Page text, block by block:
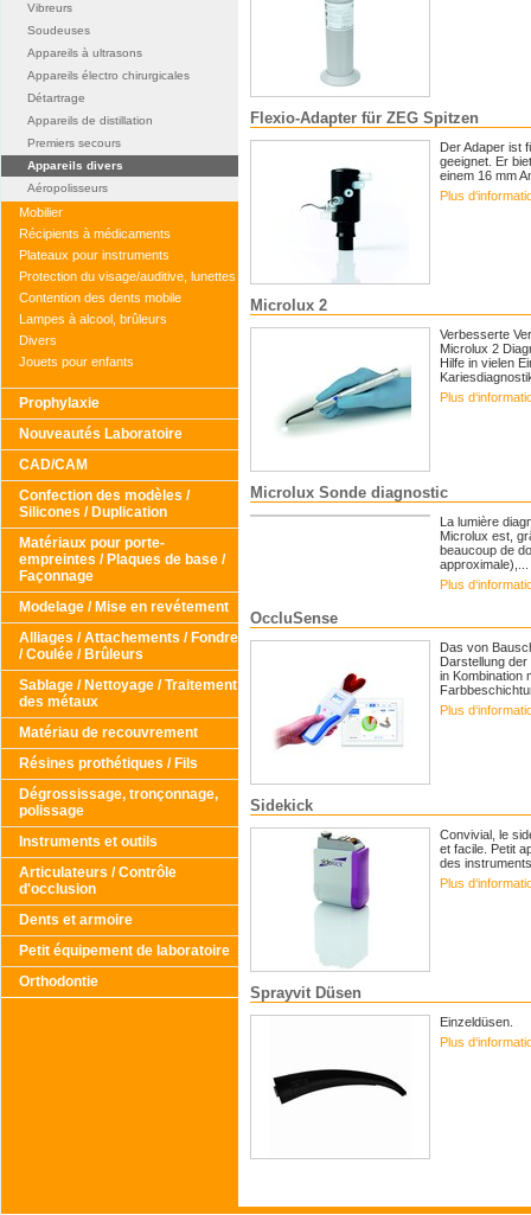
Vibreurs
Soudeuses
Appareils à ultrasons
Appareils électro chirurgicales
Détartrage
Appareils de distillation
Premiers secours
Appareils divers
Aéropolisseurs
Mobilier
Récipients à médicaments
Plateaux pour instruments
Protection du visage/auditive, lunettes
Contention des dents mobile
Lampes à alcool, brûleurs
Divers
Jouets pour enfants
Prophylaxie
Nouveautés Laboratoire
CAD/CAM
Confection des modèles /
Silicones / Duplication
Matériaux pour porte-
empreintes / Plaques de base /
Façonnage
Modelage / Mise en revétement
Alliages / Attachements / Fondre
/ Coulée / Brûleurs
Sablage / Nettoyage / Traitement
des métaux
Matériau de recouvrement
Résines prothétiques / Fils
Dégrossissage, tronçonnage,
polissage
Instruments et outils
Articulateurs / Contrôle
d'occlusion
Dents et armoire
Petit équipement de laboratoire
Orthodontie
Flexio-Adapter für ZEG Spitzen
Der Adaper ist
geeignet. Er
einem 16 mm
Plus
Microlux 2
Verbesserte
Microlux 2
Hilfe in vielen
Plus
Microlux Sonde diagnostic
La lumière
Microlux est,
beaucoup de
approximale),...
Plus
OccluSense
Das von
Darstellung
in Kombination
Plus
Sidekick
Convivial, le
et facile. Petit
des
Plus
Sprayvit Düsen
Einzeldüsen.
Plus